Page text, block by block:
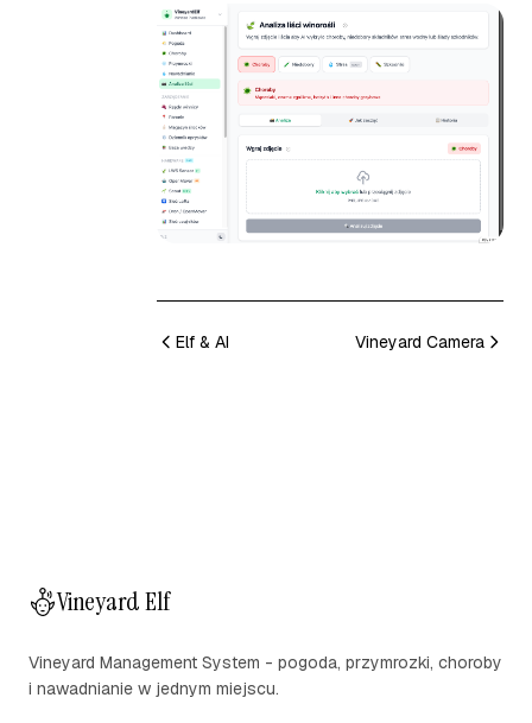
Elf & AI Vineyard Camera
Vineyard Elf
Vineyard Management System - pogoda, przymrozki, choroby
i nawadnianie w jednym miejscu.